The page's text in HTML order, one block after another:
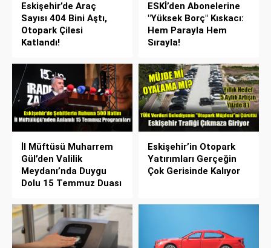
Eskişehir’de Araç
Sayısı 404 Bini Aştı,
Otopark Çilesi
Katlandı!
ESKİ’den Abonelerine
"Yüksek Borç" Kıskacı:
Hem Parayla Hem
Sırayla!
İl Müftüsü Muharrem
Gül’den Valilik
Meydanı’nda Duygu
Dolu 15 Temmuz Duası
Eskişehir’in Otopark
Yatırımları Gerçeğin
Çok Gerisinde Kalıyor